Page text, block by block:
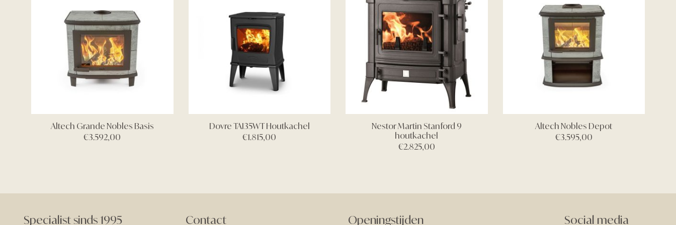
Altech Grande Nobles Basis
€3.592,00
Dovre TAI35WT Houtkachel
€1.815,00
Nestor Martin Stanford 9
houtkachel
€2.825,00
Altech Nobles Depot
€3.595,00
Specialist sinds 1995 Contact Openingstijden Social media